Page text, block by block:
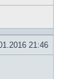
21:46